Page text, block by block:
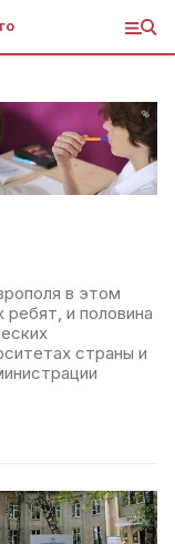
в этом
ребят, и половина
страны и